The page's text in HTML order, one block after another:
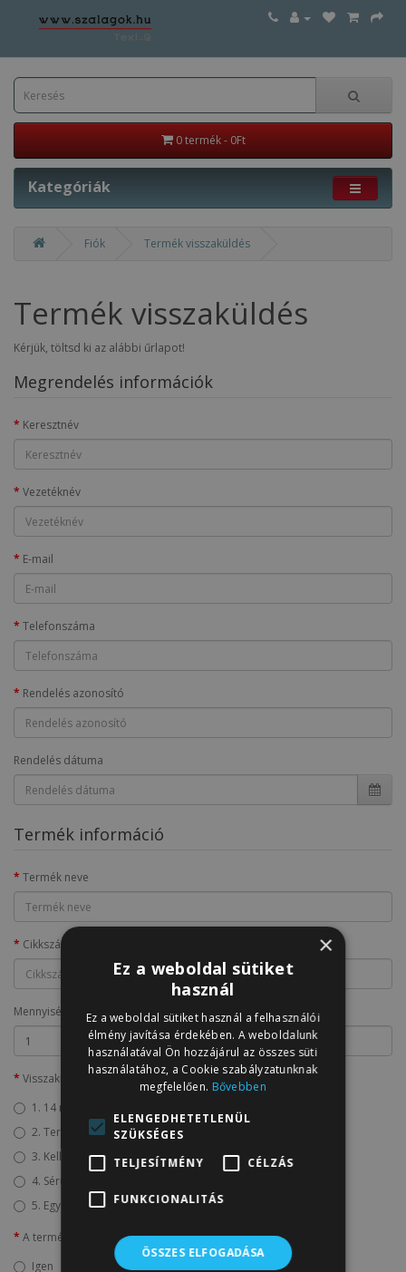
0 termék - 0Ft
Kategóriák
Fiók Termék visszaküldés
Termék visszaküldés
Kérjük, töltsd ki az alábbi űrlapot!
Megrendelés információk
Keresztnév
Vezetéknév
E-mail
Telefonszáma
Rendelés azonosító
Rendelés dátuma
Termék információ
Termék neve
Cikkszám
Mennyiség
Visszaküldés oka
1. 14 napos elállási jog
2. Termékszavatoság
3. Kellékszavatosság
4. Sérülten érkezett
5. Egyéb
A termék felbontva
Igen
×
Ez a weboldal sütiket
használ
Ez a weboldal sütiket használ a felhasználói
élmény javítása érdekében. A weboldalunk
használatával Ön hozzájárul az összes süti
használatához, a Cookie szabályzatunknak
megfelelően. Bővebben
ELENGEDHETETLENÜL
SZÜKSÉGES
TELJESÍTMÉNY
CÉLZÁS
FUNKCIONALITÁS
ÖSSZES ELFOGADÁSA